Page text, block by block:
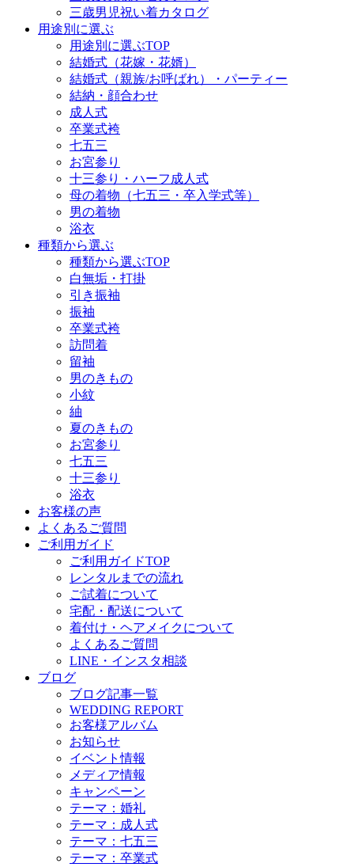
三歳男児祝い着カタログ
用途別に選ぶ
用途別に選ぶTOP
結婚式（花嫁・花婿）
結婚式（親族/お呼ばれ）・パーティー
結納・顔合わせ
成人式
卒業式袴
七五三
お宮参り
十三参り・ハーフ成人式
母の着物（七五三・卒入学式等）
男の着物
浴衣
種類から選ぶ
種類から選ぶTOP
白無垢・打掛
引き振袖
振袖
卒業式袴
訪問着
留袖
男のきもの
小紋
紬
夏のきもの
お宮参り
七五三
十三参り
浴衣
お客様の声
よくあるご質問
ご利用ガイド
ご利用ガイドTOP
レンタルまでの流れ
ご試着について
宅配・配送について
着付け・ヘアメイクについて
よくあるご質問
LINE・インスタ相談
ブログ
ブログ記事一覧
WEDDING REPORT
お客様アルバム
お知らせ
イベント情報
メディア情報
キャンペーン
テーマ：婚礼
テーマ：成人式
テーマ：七五三
テーマ：卒業式